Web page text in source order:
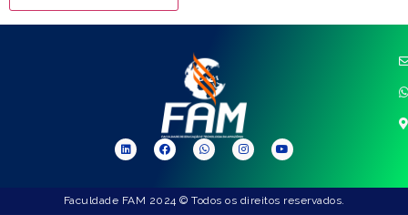
Faculdade FAM 2024 © Todos os direitos reservados.